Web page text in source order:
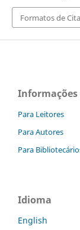
Formatos de
Informações
Para Leitores
Para Autores
Para
Idioma
English